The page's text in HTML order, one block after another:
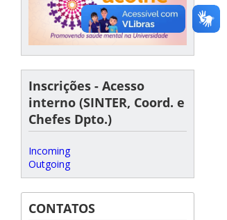
Inscrições - Acesso
interno (SINTER, Coord. e
Chefes Dpto.)
Incoming
Outgoing
CONTATOS